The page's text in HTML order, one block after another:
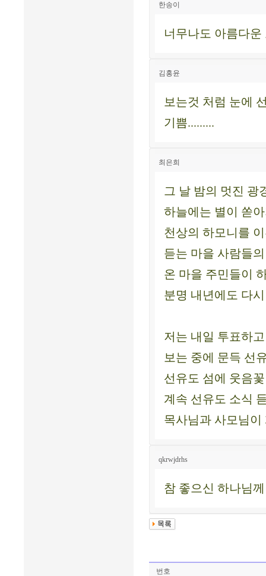
한송이
너무나도 아름다운
김홍윤
보는것 처럼 눈에
기쁨.........
최은희
그 날 밤의 멋진 광
하늘에는 별이 쏟
천상의 하모니를
듣는 마을 사람들
온 마을 주민들이
분명 내년에도 다
저는 내일 투표하
보는 중에 문득 선
선유도 섬에 웃음
계속 선유도 소식
목사님과 사모님
qkrwjdrhs
참 좋으신 하나님
번호